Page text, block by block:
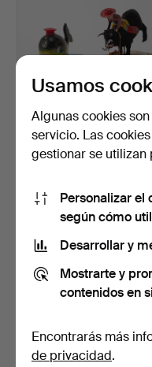
LINEMAR. "Bubbling Bull"
"Bubbling Whale…
158 USD
Suscribir búsqueda
También puedes
subastas concluidas.
Usamos
Algunas cookies
servicio. Las
gestionar se utilizan
Personalizar el
según cómo
Desarrollar y
Mostrarte y
contenidos en
Encontrarás más
de privacidad.